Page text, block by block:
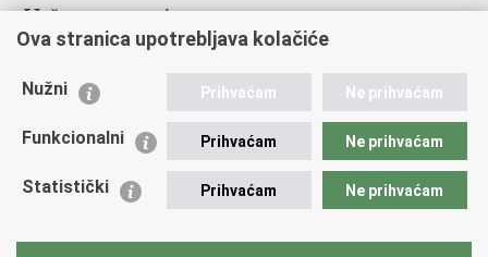
Važne poveznice
Ministarstvo unutarnjih poslova
Udruge
Policijska akademija
Zaklada policijske solidarnosti
Vučetić"
Ova stranica upotrebljava kolačiće
Nužni Prihvaćam Ne prihvaćam
Funkcionalni Prihvaćam Ne prihvaćam
Statistički Prihvaćam Ne prihvaćam